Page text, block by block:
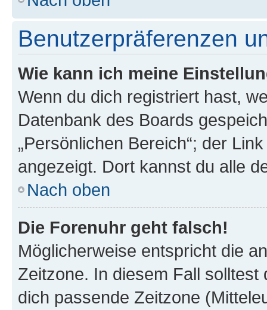
Benutzerpräferenzen
Wie kann ich meine
Wenn du dich registriert hast,
Datenbank des Boards
„Persönlichen Bereich“; der
angezeigt. Dort kannst du alle
Nach oben
Die Forenuhr geht falsch!
Möglicherweise entspricht die
Zeitzone. In diesem Fall solltest
dich passende Zeitzone